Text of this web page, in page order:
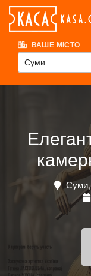
ВАШЕ МІСТО
Суми
Суми,